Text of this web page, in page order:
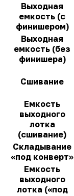
Выходная
емкость (с
финишером)
Выходная
емкость (без
финишера)
Сшивание
Емкость
выходного
лотка
(сшивание)
Складывание
«под конверт»
Емкость
выходного
лотка («под